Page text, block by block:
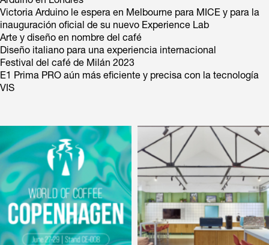
Victoria Arduino le espera en Melbourne para MICE y para la
inauguración oficial de su nuevo Experience Lab
Arte y diseño en nombre del café
Diseño italiano para una experiencia internacional
Festival del café de Milán 2023
E1 Prima PRO aún más eficiente y precisa con la tecnología
VIS